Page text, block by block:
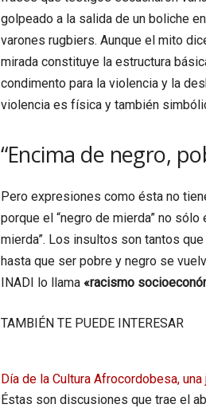
golpeado a la salida de un boliche
varones rugbiers. Aunque el mito
mirada constituye la estructura
condimento para la violencia y la
violencia es física y también
“Encima de negro,
Pero expresiones como ésta no
porque el “negro de mierda” no sólo
mierda”. Los insultos son tantos
hasta que ser pobre y negro se
INADI lo llama «racismo
TAMBIÉN TE PUEDE INTERESAR
Día de la Cultura Afrocordobesa,
Éstas son discusiones que trae el